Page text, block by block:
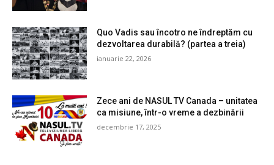
Quo Vadis sau încotro ne îndreptăm cu
dezvoltarea durabilă? (partea a treia)
ianuarie 22, 2026
Zece ani de NASUL TV Canada – unitatea
ca misiune, într-o vreme a dezbinării
decembrie 17, 2025